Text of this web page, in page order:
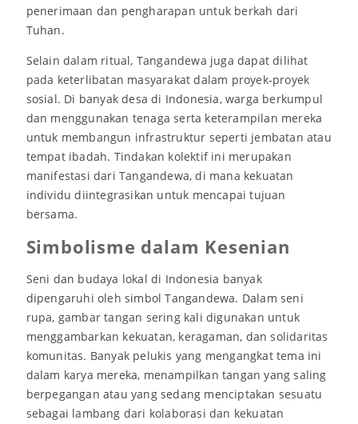
penerimaan dan pengharapan untuk berkah dari
Tuhan.
Selain dalam ritual, Tangandewa juga dapat dilihat
pada keterlibatan masyarakat dalam proyek-proyek
sosial. Di banyak desa di Indonesia, warga berkumpul
dan menggunakan tenaga serta keterampilan mereka
untuk membangun infrastruktur seperti jembatan atau
tempat ibadah. Tindakan kolektif ini merupakan
manifestasi dari Tangandewa, di mana kekuatan
individu diintegrasikan untuk mencapai tujuan
bersama.
Simbolisme dalam Kesenian
Seni dan budaya lokal di Indonesia banyak
dipengaruhi oleh simbol Tangandewa. Dalam seni
rupa, gambar tangan sering kali digunakan untuk
menggambarkan kekuatan, keragaman, dan solidaritas
komunitas. Banyak pelukis yang mengangkat tema ini
dalam karya mereka, menampilkan tangan yang saling
berpegangan atau yang sedang menciptakan sesuatu
sebagai lambang dari kolaborasi dan kekuatan